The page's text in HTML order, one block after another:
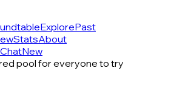
ExplorePast
StatsAbout
ChatNew
pool for everyone to try